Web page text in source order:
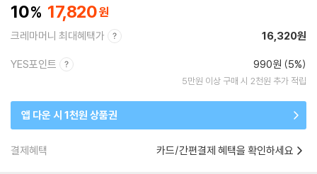
10 17,820
크레마머니 최대혜택가 16,320원
YES포인트 990원 (5%)
5만원 이상 구매 시 2천원 추가 적립
앱 다운 시 1천원 상품권
결제혜택 카드/간편결제 혜택을 확인하세요